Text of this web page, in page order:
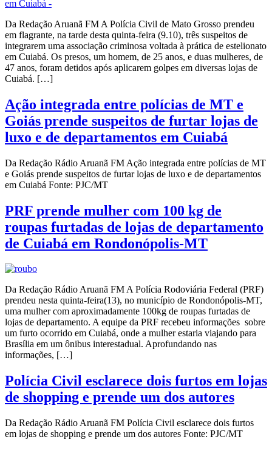
Da Redação Aruanã FM A Polícia Civil de Mato Grosso prendeu
em flagrante, na tarde desta quinta-feira (9.10), três suspeitos de
integrarem uma associação criminosa voltada à prática de estelionato
em Cuiabá. Os presos, um homem, de 25 anos, e duas mulheres, de
47 anos, foram detidos após aplicarem golpes em diversas lojas de
Cuiabá. […]
Ação integrada entre polícias de MT e
Goiás prende suspeitos de furtar lojas de
luxo e de departamentos em Cuiabá
Da Redação Rádio Aruanã FM Ação integrada entre polícias de MT
e Goiás prende suspeitos de furtar lojas de luxo e de departamentos
em Cuiabá Fonte: PJC/MT
PRF prende mulher com 100 kg de
roupas furtadas de lojas de departamento
de Cuiabá em Rondonópolis-MT
Da Redação Rádio Aruanã FM A Polícia Rodoviária Federal (PRF)
prendeu nesta quinta-feira(13), no município de Rondonópolis-MT,
uma mulher com aproximadamente 100kg de roupas furtadas de
lojas de departamento. A equipe da PRF recebeu informações sobre
um furto ocorrido em Cuiabá, onde a mulher estaria viajando para
Brasília em um ônibus interestadual. Aprofundando nas
informações, […]
Polícia Civil esclarece dois furtos em lojas
de shopping e prende um dos autores
Da Redação Rádio Aruanã FM Polícia Civil esclarece dois furtos
em lojas de shopping e prende um dos autores Fonte: PJC/MT